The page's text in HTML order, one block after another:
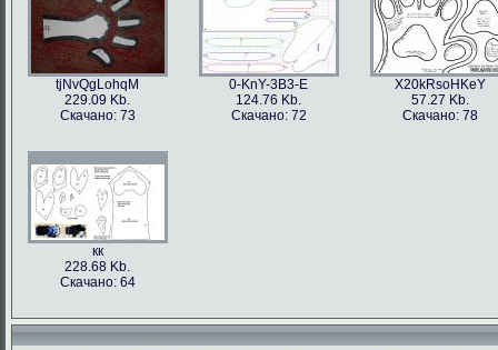
tjNvQgLohqM
229.09 Kb.
Скачано: 73
0-KnY-3B3-E
124.76 Kb.
Скачано: 72
X20kRsoHKeY
57.27 Kb.
Скачано: 78
кк
228.68 Kb.
Скачано: 64